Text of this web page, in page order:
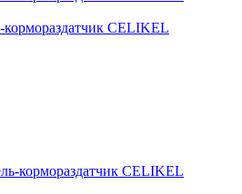
CELIKEL